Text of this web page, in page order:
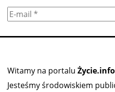
Witamy na portalu Życie.info
Jesteśmy środowiskiem